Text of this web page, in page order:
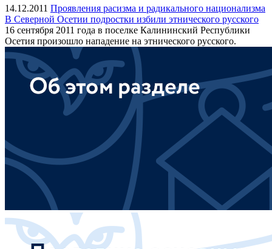
14.12.2011 Проявления расизма и радикального национализма
В Северной Осетии подростки избили этнического русского
16 сентября 2011 года в поселке Калининский Республики
Осетия произошло нападение на этнического русского.